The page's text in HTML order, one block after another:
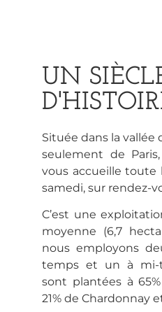
UN
Située dans la vallée
seulement de
vous accueille toute
samedi, sur rendez-
C’est une
moyenne (6,7
nous employons
temps et un à mi-
sont plantées à
21% de Chardonnay